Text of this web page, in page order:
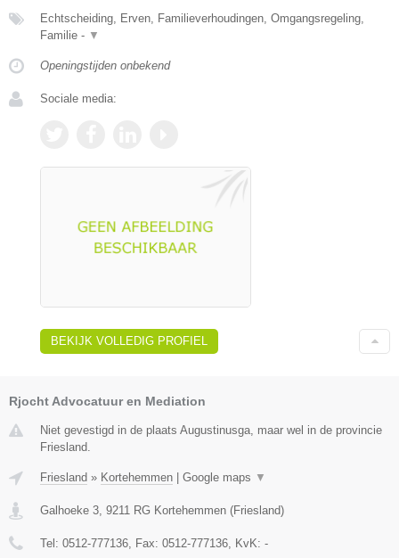
Echtscheiding, Erven, Familieverhoudingen, Omgangsregeling,
Familie - ▼
Openingstijden onbekend
Sociale media:
BEKIJK VOLLEDIG PROFIEL
Rjocht Advocatuur en Mediation
Niet gevestigd in de plaats Augustinusga, maar wel in de provincie
Friesland.
Friesland » Kortehemmen Google maps ▼
Galhoeke 3, 9211 RG Kortehemmen (Friesland)
Tel: 0512-777136, Fax: 0512-777136, KvK: -